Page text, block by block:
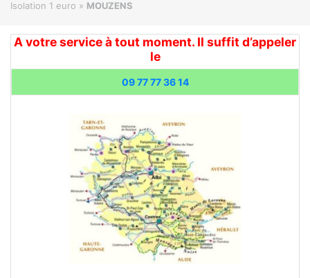
Isolation 1 euro » MOUZENS
A votre service à tout moment. Il suffit d’appeler
le
09 77 77 36 14